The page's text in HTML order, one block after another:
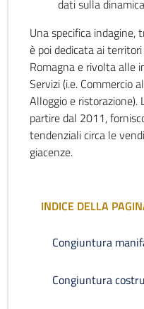
dati sulla
Una specifica
è poi dedicata ai
Romagna e rivolta alle
Servizi (i.e. Commercio
Alloggio e ristorazione).
partire dal 2011,
tendenziali circa le
giacenze.
INDICE DELLA
Congiuntura
Congiuntura